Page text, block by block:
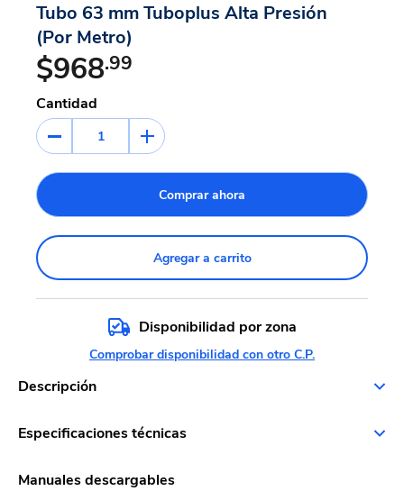
Tubo 63 mm Tuboplus Alta Presión
(Por Metro)
$968.99
Cantidad
1
Comprar ahora
Agregar a carrito
Disponibilidad por zona
Comprobar disponibilidad con otro C.P.
Descripción
Especificaciones técnicas
Manuales descargables